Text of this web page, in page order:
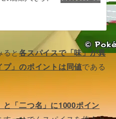
ると各スパイスで「味」が異
」のポイントは同値である
「二つ名」に1000ポイン